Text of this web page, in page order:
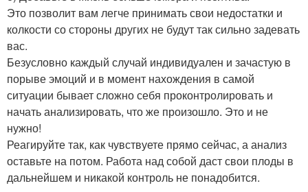
Это позволит вам легче принимать свои недостатки и
колкости со стороны других не будут так сильно задевать
вас.
Безусловно каждый случай индивидуален и зачастую в
порыве эмоций и в момент нахождения в самой
ситуации бывает сложно себя проконтролировать и
начать анализировать, что же произошло. Это и не
нужно!
Реагируйте так, как чувствуете прямо сейчас, а анализ
оставьте на потом. Работа над собой даст свои плоды в
дальнейшем и никакой контроль не понадобится.